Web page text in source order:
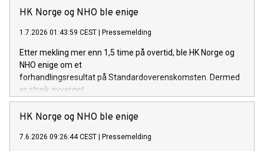
HK Norge og NHO ble enige
1.7.2026 01:43:59 CEST | Pressemelding
Etter mekling mer enn 1,5 time på overtid, ble HK Norge og
NHO enige om et
forhandlingsresultat på Standardoverenskomsten. Dermed
er streik avverget.
HK Norge og NHO ble enige
7.6.2026 09:26:44 CEST | Pressemelding